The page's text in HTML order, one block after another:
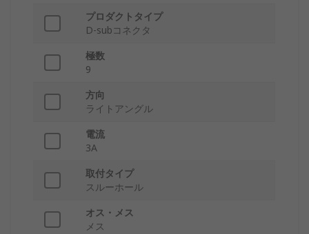
プロダクトタイプ
D-subコネクタ
極数
9
方向
ライトアングル
電流
3A
取付タイプ
スルーホール
オス・メス
メス